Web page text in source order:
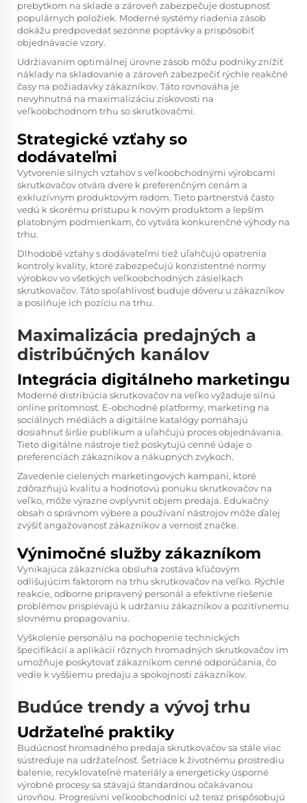
prebytkom na sklade a zároveň zabezpečuje dostupnosť
populárnych položiek. Moderné systémy riadenia zásob
dokážu predpovedať sezónne poptávky a prispôsobiť
objednávacie vzory.
Udržiavaním optimálnej úrovne zásob môžu podniky znížiť
náklady na skladovanie a zároveň zabezpečiť rýchle reakčné
časy na požiadavky zákazníkov. Táto rovnováha je
nevyhnutná na maximalizáciu ziskovosti na
veľkoobchodnom trhu so skrutkovačmi.
Strategické vzťahy so
dodávateľmi
Vytvorenie silných vzťahov s veľkoobchodnými výrobcami
skrutkovačov otvára dvere k preferenčným cenám a
exkluzívnym produktovým radom. Tieto partnerstvá často
vedú k skorému prístupu k novým produktom a lepším
platobným podmienkam, čo vytvára konkurenčné výhody na
trhu.
Dlhodobé vzťahy s dodávateľmi tiež uľahčujú opatrenia
kontroly kvality, ktoré zabezpečujú konzistentné normy
výrobkov vo všetkých veľkoobchodných zásielkach
skrutkovačov. Táto spoľahlivosť buduje dôveru u zákazníkov
a posilňuje ich pozíciu na trhu.
Maximalizácia predajných a
distribúčných kanálov
Integrácia digitálneho marketingu
Moderné distribúcia skrutkovačov na veľko vyžaduje silnú
online prítomnosť. E-obchodné platformy, marketing na
sociálnych médiách a digitálne katalógy pomáhajú
dosiahnuť širšie publikum a uľahčujú proces objednávania.
Tieto digitálne nástroje tiež poskytujú cenné údaje o
preferenciách zákazníkov a nákupných zvykoch.
Zavedenie cielených marketingových kampaní, ktoré
zdôrazňujú kvalitu a hodnotovú ponuku skrutkovačov na
veľko, môže výrazne ovplyvniť objem predaja. Edukačný
obsah o správnom výbere a používaní nástrojov môže ďalej
zvýšiť angažovanosť zákazníkov a vernosť značke.
Výnimočné služby zákazníkom
Vynikajúca zákaznícka obsluha zostáva kľúčovým
odlišujúcim faktorom na trhu skrutkovačov na veľko. Rýchle
reakcie, odborne pripravený personál a efektívne riešenie
problémov prispievajú k udržaniu zákazníkov a pozitívnemu
slovnému propagovaniu.
Vyškolenie personálu na pochopenie technických
špecifikácií a aplikácií rôznych hromadných skrutkovačov im
umožňuje poskytovať zákazníkom cenné odporúčania, čo
vedie k vyššiemu predaju a spokojnosti zákazníkov.
Budúce trendy a vývoj trhu
Udržateľné praktiky
Budúcnosť hromadného predaja skrutkovačov sa stále viac
sústreďuje na udržateľnosť. Šetriace k životnému prostrediu
balenie, recyklovateľné materiály a energeticky úsporné
výrobné procesy sa stávajú štandardnou očakávanou
úrovňou. Progresívni veľkoobchodníci už teraz prispôsobujú